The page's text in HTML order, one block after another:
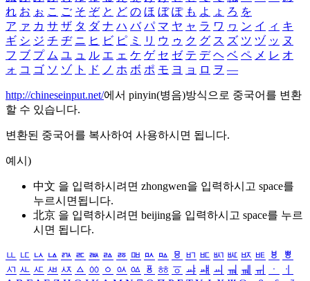
れ お ぉ こ ご そ ぞ と ど の ほ ぼ ぽ も よ ょ ろ を
ア ァ カ サ ザ タ ダ ナ ハ バ パ マ ヤ ャ ラ ワ ヮ ン イ ィ キ
ギ シ ジ チ ヂ ニ ヒ ビ ピ ミ リ ウ ゥ ク グ ス ズ ツ ヅ ッ ヌ
フ ブ プ ム ユ ュ ル エ ェ ケ ゲ セ ゼ テ デ ヘ ベ ペ メ レ オ
ォ コ ゴ ソ ゾ ト ド ノ ホ ボ ポ モ ヨ ョ ロ ヲ ―
http://chineseinput.net/에서 pinyin(병음)방식으로 중국어를 변환
할 수 있습니다.
변환된 중국어를 복사하여 사용하시면 됩니다.
예시)
中文 을 입력하시려면 zhongwen을 입력하시고 space를
누르시면됩니다.
北京 을 입력하시려면 beijing을 입력하시고 space를 누르
시면 됩니다.
ㅥ ㅦ ㅧ ㅨ ㅩ ㅪ ㅫ ㅬ ㅭ ㅮ ㅯ ㅰ ㅱ ㅲ ㅳ ㅴ ㅵ ㅶ ㅷ ㅸ
ㅹ
ㅺ ㅻ ㅼ ㅽ ㅾ ㅿ ㆀ ㆁ ㆂ ㆃ ㆄ ㆅ ㆆ ㆇ ㆈ ㆉ ㆊ ㆋ ㆌ ㆍ
ㆎ